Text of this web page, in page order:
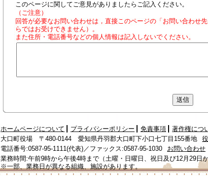
このページに関してご意見がありましたらご記入ください。
（ご注意）
回答が必要なお問い合わせは，直接このページの「お問い合わせ
らではお受けできません）。
また住所・電話番号などの個人情報は記入しないでください。
ホームページについて プライバシーポリシー 免責事項 著作権につ
大口町役場 〒480-0144 愛知県丹羽郡大口町下小口七丁目155番地
電話番号:0587-95-1111(代表)／ファックス:0587-95-1030
お問い合わせ
業務時間:午前9時から午後4時まで（土曜・日曜日、祝日及び12月29日
※一部、業務日が異なる組織、施設があります。